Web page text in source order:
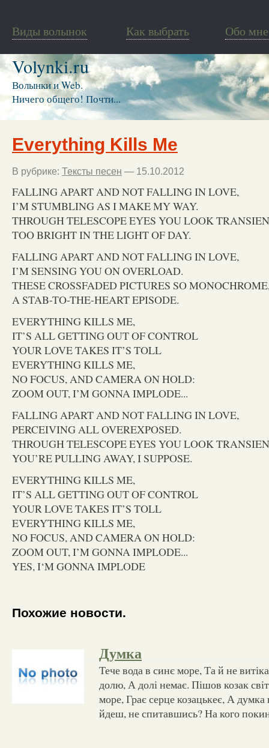
Виды волынок Как выбрать Обо мне
Volynki.ru
Волынки и Web.
Ничего общего! Почти...
Everything Kills Me
В рубрике: Тексты песен — 15.10.2012
FALLING APART AND NOT FALLING IN LOVE,
I’M STUMBLING AS I MAKE MY WAY.
THROUGH TELESCOPE EYES YOU LOOK
TOO BRIGHT IN THE LIGHT OF DAY.
FALLING APART AND NOT FALLING IN LOVE,
I’M SENSING YOU ON OVERLOAD.
THESE CROSSFADED PICTURES SO
A STAB-TO-THE-HEART EPISODE.
EVERYTHING KILLS ME,
IT’S ALL GETTING OUT OF CONTROL
YOUR LOVE TAKES IT’S TOLL
EVERYTHING KILLS ME,
NO FOCUS, AND CAMERA ON HOLD:
ZOOM OUT, I’M GONNA IMPLODE...
FALLING APART AND NOT FALLING IN LOVE,
PERCEIVING ALL OVEREXPOSED.
THROUGH TELESCOPE EYES YOU LOOK
YOU’RE PULLING AWAY, I SUPPOSE.
EVERYTHING KILLS ME,
IT’S ALL GETTING OUT OF CONTROL
YOUR LOVE TAKES IT’S TOLL
EVERYTHING KILLS ME,
NO FOCUS, AND CAMERA ON HOLD:
ZOOM OUT, I’M GONNA IMPLODE...
YES, I‘M GONNA IMPLODE
Похожие новости.
Думка
Тече вода в синє море, Та й не
долю, А долі немає. Пішов козак
море, Грає серце козацькеє, А
йдеш, не спитавшись? На кого